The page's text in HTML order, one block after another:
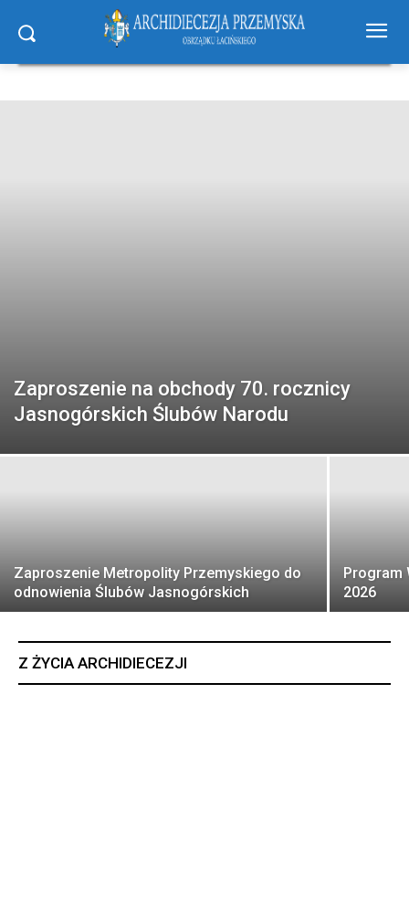
Zaproszenie na obchody 70. rocznicy
Jasnogórskich Ślubów Narodu
Zaproszenie Metropolity Przemyskiego do
odnowienia Ślubów Jasnogórskich
Program
2026
Z ŻYCIA ARCHIDIECEZJI